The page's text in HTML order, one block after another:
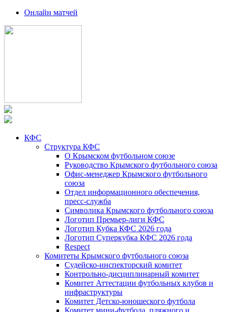
Онлайн матчей
КФС
Структура КФС
О Крымском футбольном союзе
Руководство Крымского футбольного союза
Офис-менеджер Крымского футбольного
союза
Отдел информационного обеспечения,
пресс-служба
Символика Крымского футбольного союза
Логотип Премьер-лиги КФС
Логотип Кубка КФС 2026 года
Логотип Суперкубка КФС 2026 года
Respect
Комитеты Крымского футбольного союза
Судейско-инспекторский комитет
Контрольно-дисциплинарный комитет
Комитет Аттестации футбольных клубов и
инфраструктуры
Комитет Детско-юношеского футбола
Комитет мини-футбола, пляжного и